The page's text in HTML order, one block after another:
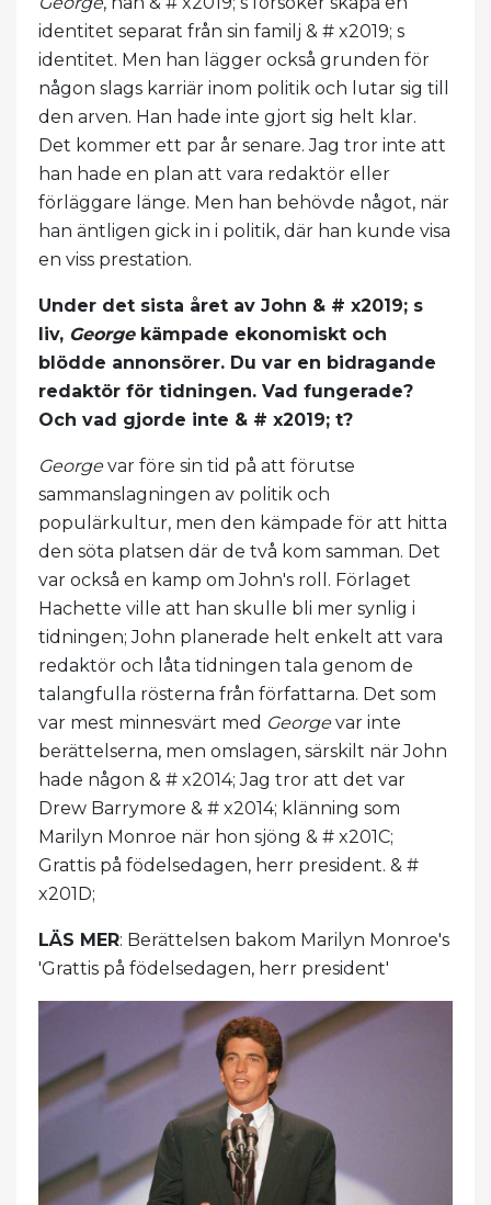
identitet separat från sin familj & # x2019; s
identitet. Men han lägger också grunden för
någon slags karriär inom politik och lutar sig till
den arven. Han hade inte gjort sig helt klar.
Det kommer ett par år senare. Jag tror inte att
han hade en plan att vara redaktör eller
förläggare länge. Men han behövde något, när
han äntligen gick in i politik, där han kunde visa
en viss prestation.
Under det sista året av John & # x2019; s
liv, Georgekämpade ekonomiskt och
blödde annonsörer. Du var en bidragande
redaktör för tidningen. Vad fungerade?
Och vad gjorde inte & # x2019; t?
Georgevar före sin tid på att förutse
sammanslagningen av politik och
populärkultur, men den kämpade för att hitta
den söta platsen där de två kom samman. Det
var också en kamp om John's roll. Förlaget
Hachette ville att han skulle bli mer synlig i
tidningen; John planerade helt enkelt att vara
redaktör och låta tidningen tala genom de
talangfulla rösterna från författarna. Det som
var mest minnesvärt med Georgevar inte
berättelserna, men omslagen, särskilt när John
hade någon & # x2014; Jag tror att det var
Drew Barrymore & # x2014; klänning som
Marilyn Monroe när hon sjöng & # x201C;
Grattis på födelsedagen, herr president. & #
x201D;
LÄS MER: Berättelsen bakom Marilyn Monroe's
'Grattis på födelsedagen, herr president'